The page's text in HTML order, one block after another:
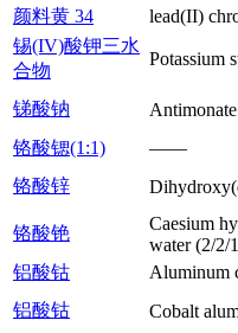
颜料黄 34
lead(II)
锡(IV)酸钾三水
合物
Potassium
锑酸钠
铬酸锶(1:1)
——
铬酸锌
铬酸铯
Caesium
water (2/2/
铝酸钴
Aluminum
铝酸钴
Cobalt